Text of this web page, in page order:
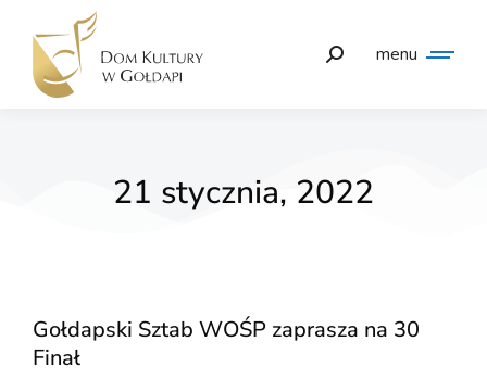
menu
21 stycznia, 2022
Gołdapski Sztab WOŚP zaprasza na 30
Finał